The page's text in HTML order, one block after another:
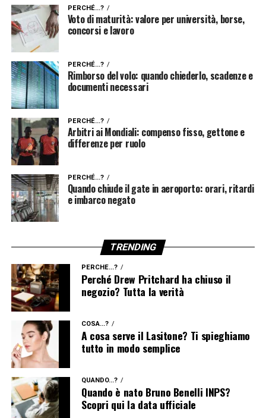
PERCHÉ...?
Voto di maturità: valore per università, borse,
concorsi e lavoro
PERCHÉ...?
Rimborso del volo: quando chiederlo, scadenze e
documenti necessari
PERCHÉ...?
Arbitri ai Mondiali: compenso fisso, gettone e
differenze per ruolo
PERCHÉ...?
Quando chiude il gate in aeroporto: orari, ritardi
e imbarco negato
TRENDING
PERCHÉ...?
Perché Drew Pritchard ha chiuso il
negozio? Tutta la verità
COSA...?
A cosa serve il Lasitone? Ti spieghiamo
tutto in modo semplice
QUANDO...?
Quando è nato Bruno Benelli INPS?
Scopri qui la data ufficiale